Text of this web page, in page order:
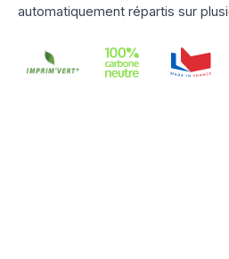
automatiquement répartis sur